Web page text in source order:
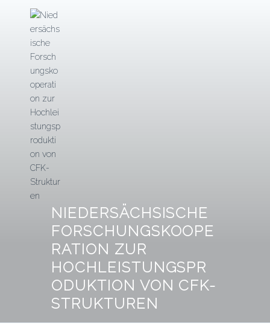
springen
NIEDERSÄCHSISCHE
FORSCHUNGSKOOPE
RATION ZUR
HOCHLEISTUNGSPR
ODUKTION VON CFK-
STRUKTUREN